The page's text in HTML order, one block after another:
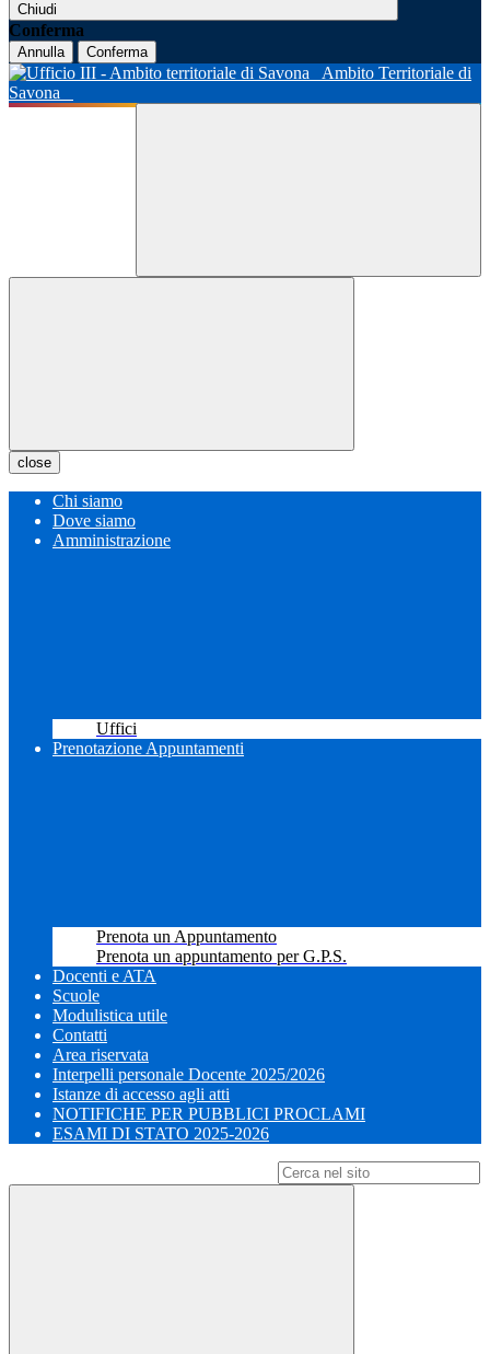
Chiudi
Conferma
Annulla Conferma
Ambito Territoriale di
Savona
close
Chi siamo
Dove siamo
Amministrazione
Uffici
Prenotazione Appuntamenti
Prenota un Appuntamento
Prenota un appuntamento per G.P.S.
Docenti e ATA
Scuole
Modulistica utile
Contatti
Area riservata
Interpelli personale Docente 2025/2026
Istanze di accesso agli atti
NOTIFICHE PER PUBBLICI PROCLAMI
ESAMI DI STATO 2025-2026